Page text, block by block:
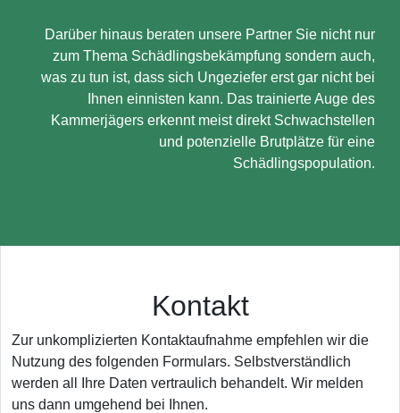
Darüber hinaus beraten unsere Partner Sie nicht nur
zum Thema Schädlingsbekämpfung sondern auch,
was zu tun ist, dass sich Ungeziefer erst gar nicht bei
Ihnen einnisten kann. Das trainierte Auge des
Kammerjägers erkennt meist direkt Schwachstellen
und potenzielle Brutplätze für eine
Schädlingspopulation.
Kontakt
Zur unkomplizierten Kontaktaufnahme empfehlen wir die
Nutzung des folgenden Formulars. Selbstverständlich
werden all Ihre Daten vertraulich behandelt. Wir melden
uns dann umgehend bei Ihnen.